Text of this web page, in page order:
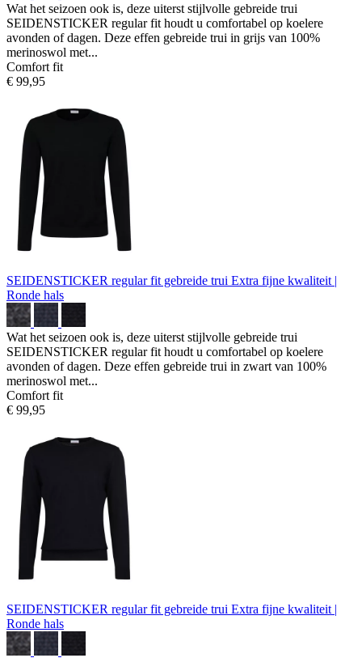
Wat het seizoen ook is, deze uiterst stijlvolle gebreide trui
SEIDENSTICKER regular fit houdt u comfortabel op koelere
avonden of dagen. Deze effen gebreide trui in grijs van 100%
merinoswol met...
Comfort fit
€ 99,95
SEIDENSTICKER regular fit gebreide trui Extra fijne kwaliteit |
Ronde hals
Wat het seizoen ook is, deze uiterst stijlvolle gebreide trui
SEIDENSTICKER regular fit houdt u comfortabel op koelere
avonden of dagen. Deze effen gebreide trui in zwart van 100%
merinoswol met...
Comfort fit
€ 99,95
SEIDENSTICKER regular fit gebreide trui Extra fijne kwaliteit |
Ronde hals